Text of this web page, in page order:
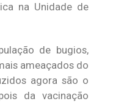
na Unidade de
de bugios,
ameaçados do
agora são o
da vacinação